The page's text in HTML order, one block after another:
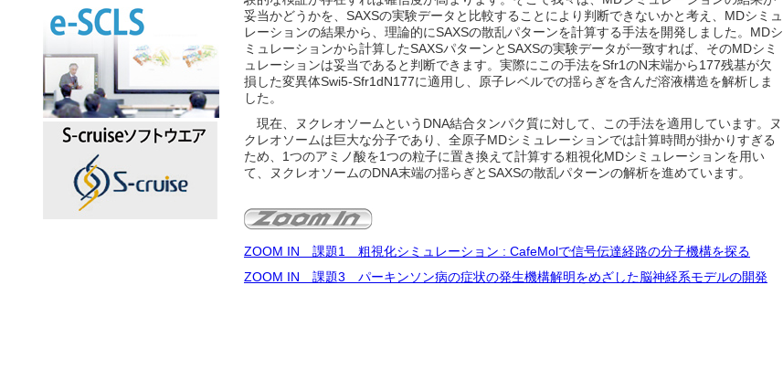
妥当かどうかを、SAXSの実験データと比較することにより判断できないかと考え、MDシミュ
レーションの結果から、理論的にSAXSの散乱パターンを計算する手法を開発しました。MDシ
ミュレーションから計算したSAXSパターンとSAXSの実験データが一致すれば、そのMDシミ
ュレーションは妥当であると判断できます。実際にこの手法をSfr1のN末端から177残基が欠
損した変異体Swi5-Sfr1dN177に適用し、原子レベルでの揺らぎを含んだ溶液構造を解析しま
した。
現在、ヌクレオソームというDNA結合タンパク質に対して、この手法を適用しています。ヌ
クレオソームは巨大な分子であり、全原子MDシミュレーションでは計算時間が掛かりすぎる
ため、1つのアミノ酸を1つの粒子に置き換えて計算する粗視化MDシミュレーションを用い
て、ヌクレオソームのDNA末端の揺らぎとSAXSの散乱パターンの解析を進めています。
ZOOM IN 課題1 粗視化シミュレーション : CafeMolで信号伝達経路の分子機構を探る
ZOOM IN 課題3 パーキンソン病の症状の発生機構解明をめざした脳神経系モデルの開発